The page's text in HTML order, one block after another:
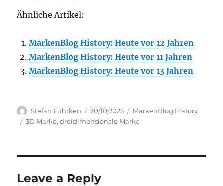
Ähnliche Artikel:
MarkenBlog History: Heute vor 12 Jahren
MarkenBlog History: Heute vor 11 Jahren
MarkenBlog History: Heute vor 13 Jahren
Author
Stefan Fuhrken
Posted
on
20/10/2025 Categories
MarkenBlog History
Tags
3D Marke,dreidimensionale Marke
Leave a Reply